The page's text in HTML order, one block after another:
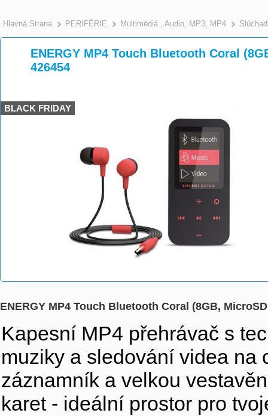
Hlavná Strana >
PERIFÉRIE >
Multimédiá , Audio, MP3, MP4
ENERGY MP4 Touch Bluetooth Coral
426454
BLACK FRIDAY
ENERGY MP4 Touch Bluetooth Coral (8GB,
Kapesní MP4 přehrávač s
muziky a sledování videa na
záznamník a velkou
karet - ideální prostor pro